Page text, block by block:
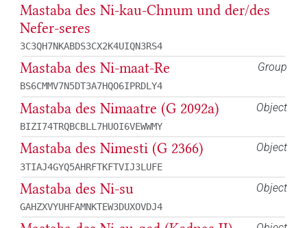
Mastaba des Ni-kau-Chnum und der/des
Nefer-seres
3C3QH7NKABDS3CX2K4UIQN3RS4
Group
Mastaba des Ni-maat-Re
BS6CMMV7N5DT3A7HQO6IPRDLY4
Object
Mastaba des Nimaatre (G 2092a)
BIZI74TRQBCBLL7HUOI6VEWWMY
Object
Mastaba des Nimesti (G 2366)
3TIAJ4GYQ5AHRFTKFTVIJ3LUFE
Object
Mastaba des Ni-su
GAHZXVYUHFAMNKTEW3DUXOVDJ4